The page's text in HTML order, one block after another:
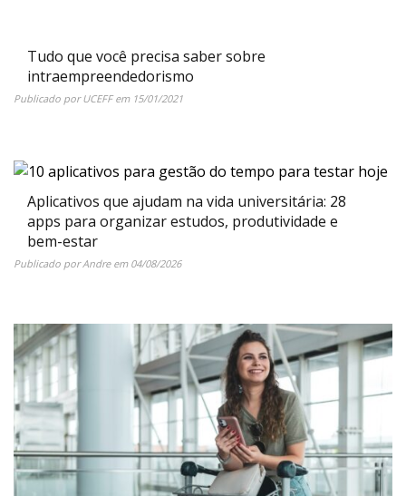
Tudo que você precisa saber sobre
intraempreendedorismo
Publicado porUCEFFem 15/01/2021
Aplicativos que ajudam na vida universitária: 28
apps para organizar estudos, produtividade e
bem-estar
Publicado porAndreem 04/08/2026